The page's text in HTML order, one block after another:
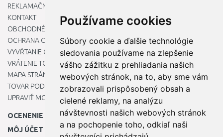
Používame cookies
Súbory cookie a ďalšie technológie
sledovania používame na zlepšenie
vášho zážitku z prehliadania našich
webových stránok, na to, aby sme vám
zobrazovali prispôsobený obsah a
cielené reklamy, na analýzu
návštevnosti našich webových stránok
a na pochopenie toho, odkiaľ naši
REKLAMAČNÝ PORIADOK
KONTAKT
OBCHODNÉ PODMIENKY
OCHRANA OSOBNÝCH ÚDAJOV
VYVŔTANIE OTVORU DO DREZU PRE KUCHYNSKÚ BATÉRIU
VRÁTENIE TOVARU / REKLAMÁCIE
MAPA STRÁNOK
TOVAR PODĽA ZNAČIEK
UPRAVIŤ MOJE PREDVOĽBY COOKIES
OCENENIE
MÔJ ÚČET